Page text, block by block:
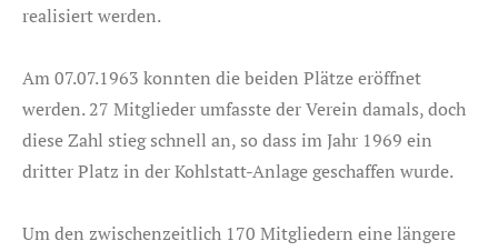
realisiert werden.
Am 07.07.1963 konnten die beiden Plätze eröffnet
werden. 27 Mitglieder umfasste der Verein damals, doch
diese Zahl stieg schnell an, so dass im Jahr 1969 ein
dritter Platz in der Kohlstatt-Anlage geschaffen wurde.
Um den zwischenzeitlich 170 Mitgliedern eine längere